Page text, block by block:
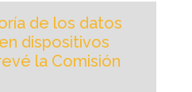
de los datos
dispositivos
la Comisión